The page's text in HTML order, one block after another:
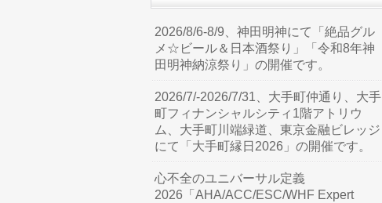
2026/8/6-8/9、神田明神にて「絶品グル
メ☆ビール＆日本酒祭り」「令和8年神
田明神納涼祭り」の開催です。
2026/7/-2026/7/31、大手町仲通り、大手
町フィナンシャルシティ1階アトリウ
ム、大手町川端緑道、東京金融ビレッジ
にて「大手町縁日2026」の開催です。
心不全のユニバーサル定義
2026「AHA/ACC/ESC/WHF Expert